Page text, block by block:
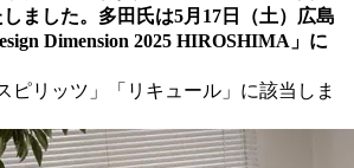
ました。多田氏は5月17日（土）広島
Dimension 2025 HIROSHIMA」に
ピリッツ」「リキュール」に該当しま